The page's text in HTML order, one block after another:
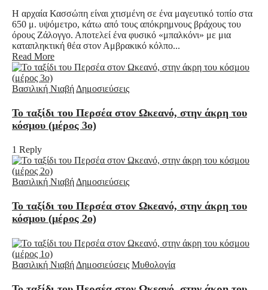
Η αρχαία Κασσώπη είναι χτισμένη σε ένα μαγευτικό τοπίο στα
650 μ. υψόμετρο, κάτω από τους απόκρημνους βράχους του
όρους Ζάλογγο. Αποτελεί ένα φυσικό «μπαλκόνι» με μια
καταπληκτική θέα στον Αμβρακικό κόλπο...
Read More
Βασιλική Νιαβή Δημοσιεύσεις
Το ταξίδι του Περσέα στον Ωκεανό, στην άκρη του
κόσμου (μέρος 3ο)
1 Reply
Βασιλική Νιαβή Δημοσιεύσεις
Το ταξίδι του Περσέα στον Ωκεανό, στην άκρη του
κόσμου (μέρος 2ο)
Βασιλική Νιαβή Δημοσιεύσεις Μυθολογία